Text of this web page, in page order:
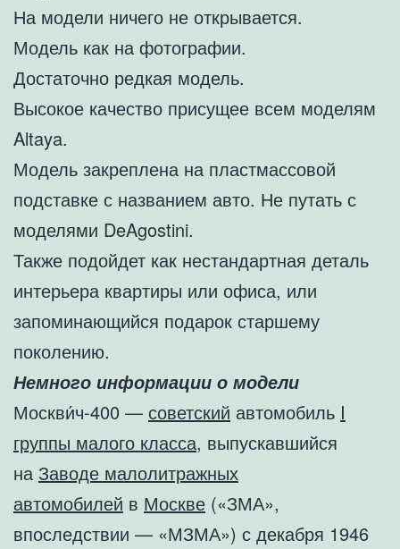
На модели ничего не открывается.
Модель как на фотографии.
Достаточно редкая модель.
Высокое качество присущее всем моделям
Altaya.
Модель закреплена на пластмассовой
подставке с названием авто. Не путать с
моделями DeAgostini.
Также подойдет как нестандартная деталь
интерьера квартиры или офиса, или
запоминающийся подарок старшему
поколению.
Немного информации о модели
Москви́ч-400 — советский автомобиль I
группы малого класса, выпускавшийся
на Заводе малолитражных
автомобилей в Москве («ЗМА»,
впоследствии — «МЗМА») с декабря 1946